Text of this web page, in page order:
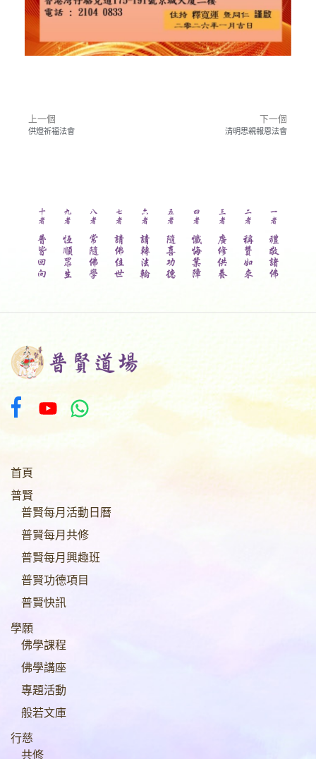
上一個
供燈祈福法會
下一個
清明思親報恩法會
首頁
普賢
普賢每月活動日曆
普賢每月共修
普賢每月興趣班
普賢功德項目
普賢快訊
學願
佛學課程
佛學講座
專題活動
般若文庫
行慈
共修